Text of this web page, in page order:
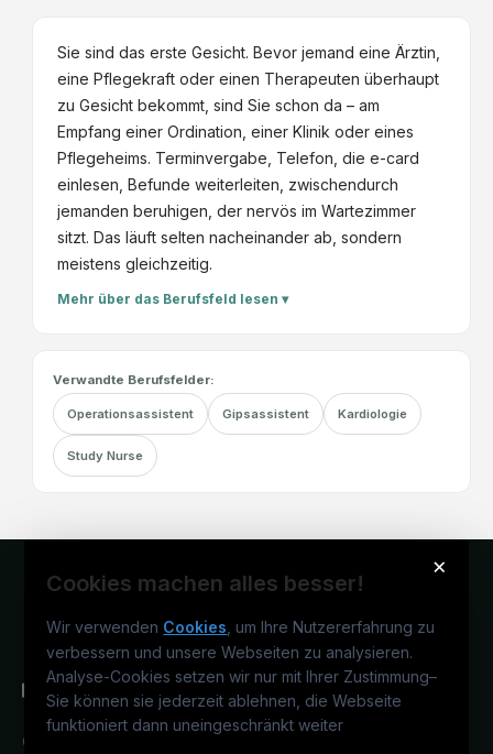
Sie sind das erste Gesicht. Bevor jemand eine Ärztin,
eine Pflegekraft oder einen Therapeuten überhaupt
zu Gesicht bekommt, sind Sie schon da – am
Empfang einer Ordination, einer Klinik oder eines
Pflegeheims. Terminvergabe, Telefon, die e-card
einlesen, Befunde weiterleiten, zwischendurch
jemanden beruhigen, der nervös im Wartezimmer
sitzt. Das läuft selten nacheinander ab, sondern
meistens gleichzeitig.
Mehr über das Berufsfeld lesen ▾
Verwandte Berufsfelder:
Operationsassistent Gipsassistent Kardiologie
Study Nurse
×
Cookies machen alles besser!
Wir verwenden Cookies , um Ihre Nutzererfahrung zu
verbessern und unsere Webseiten zu analysieren.
Analyse-Cookies setzen wir nur mit Ihrer Zustimmung–
Sie können sie jederzeit ablehnen, die Webseite
funktioniert dann uneingeschränkt weiter
Österreichs medizinisches